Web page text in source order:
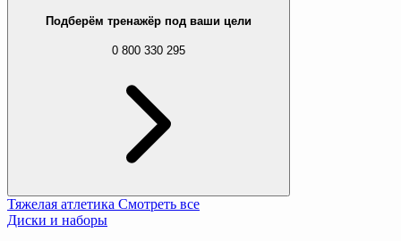
Подберём тренажёр под ваши цели
0 800 330 295
Тяжелая атлетика Смотреть все
Диски и наборы